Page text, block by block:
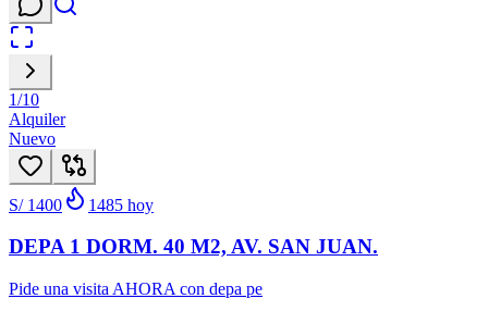
1/10
Alquiler
Nuevo
S/ 1400 1485 hoy
DEPA 1 DORM. 40 M2, AV. SAN JUAN.
Pide una visita AHORA con depa pe